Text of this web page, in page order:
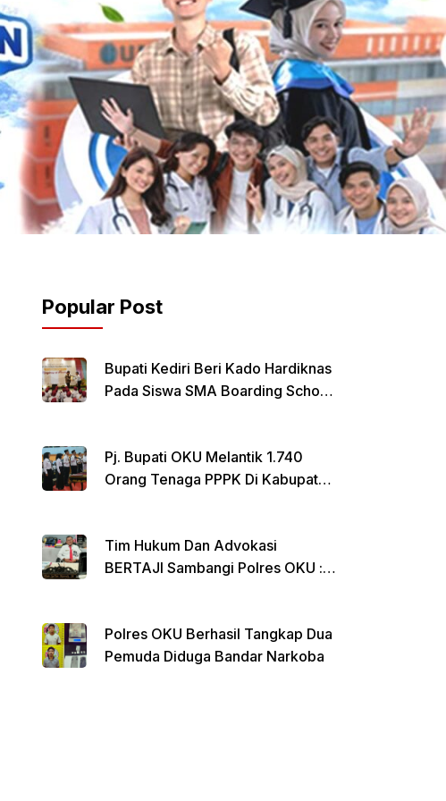
Popular Post
Bupati Kediri Beri Kado Hardiknas
Pada Siswa SMA Boarding School
Pj. Bupati OKU Melantik 1.740
Orang Tenaga PPPK Di Kabupaten
Tim Hukum Dan Advokasi
BERTAJI Sambangi Polres OKU :
Polres OKU Berhasil Tangkap Dua
Pemuda Diduga Bandar Narkoba